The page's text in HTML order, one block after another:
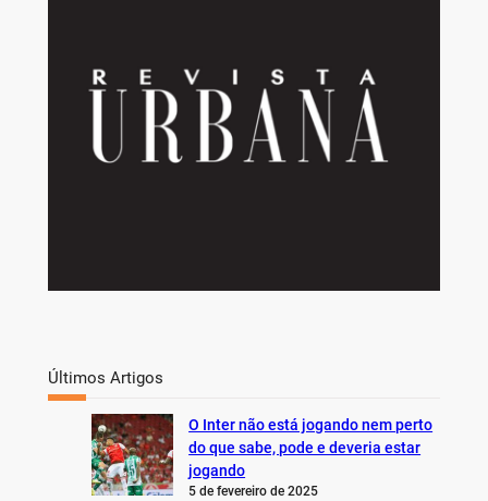
Últimos Artigos
O Inter não está jogando nem perto
do que sabe, pode e deveria estar
jogando
5 de fevereiro de 2025